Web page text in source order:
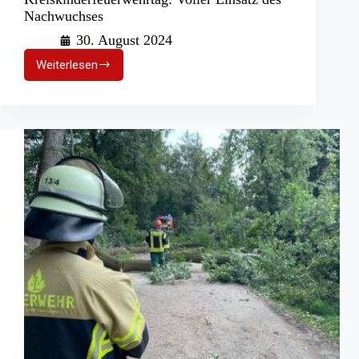
Nachwuchses
30. August 2024
WeiterlesenKreiskinderfeuerwehrtag:
Voller
Nachwuchses